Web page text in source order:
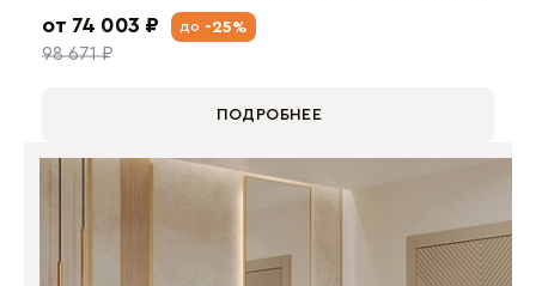
от 74 003 ₽
98 671 ₽
до -25%
ПОДРОБНЕЕ